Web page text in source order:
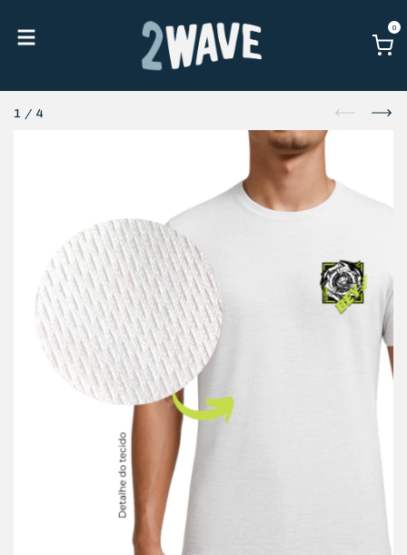
0
1 / 4